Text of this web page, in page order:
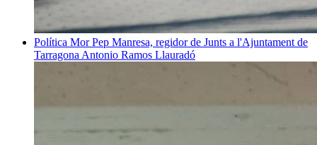
Política Mor Pep Manresa, regidor de Junts a l'Ajuntament de
Tarragona Antonio Ramos Llauradó